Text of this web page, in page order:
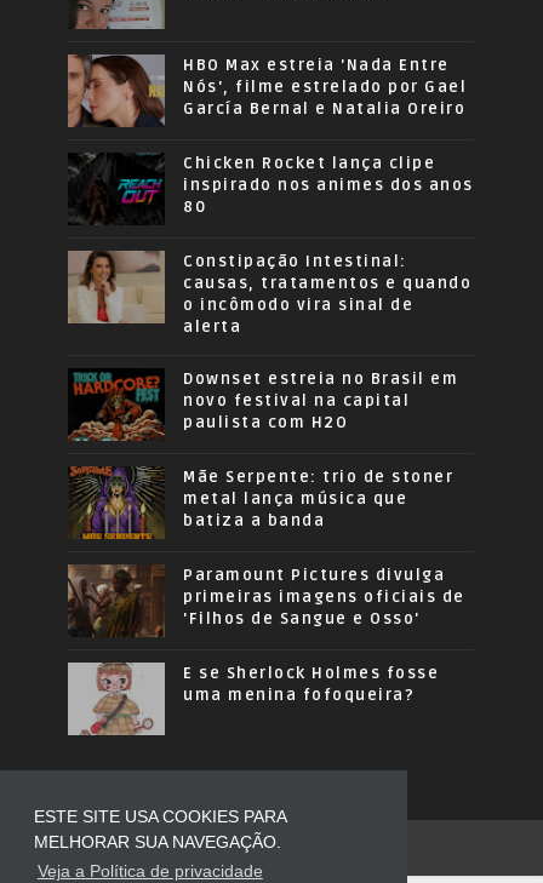
ESTE SITE USA COOKIES PARA
MELHORAR SUA NAVEGAÇÃO.
Veja a Política de privacidade
HBO Max estreia 'Nada Entre
Nós', filme estrelado por Gael
García Bernal e Natalia Oreiro
Chicken Rocket lança clipe
inspirado nos animes dos anos
80
Constipação Intestinal:
causas, tratamentos e quando
o incômodo vira sinal de
alerta
Downset estreia no Brasil em
novo festival na capital
paulista com H2O
Mãe Serpente: trio de stoner
metal lança música que
batiza a banda
Paramount Pictures divulga
primeiras imagens oficiais de
'Filhos de Sangue e Osso'
E se Sherlock Holmes fosse
uma menina fofoqueira?
COPYRIGHT ©2026